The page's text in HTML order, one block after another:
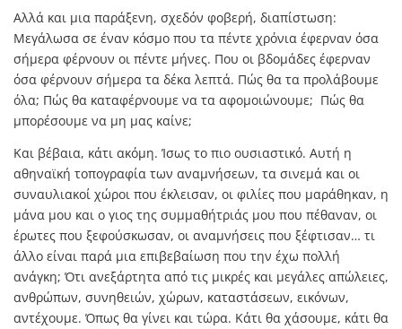
Αλλά και μια παράξενη, σχεδόν φοβερή, διαπίστωση:
Μεγάλωσα σε έναν κόσμο που τα πέντε χρόνια έφερναν όσα
σήμερα φέρνουν οι πέντε μήνες. Που οι βδομάδες έφερναν
όσα φέρνουν σήμερα τα δέκα λεπτά. Πώς θα τα προλάβουμε
όλα; Πώς θα καταφέρνουμε να τα αφομοιώνουμε; Πώς θα
μπορέσουμε να μη μας καίνε;
Και βέβαια, κάτι ακόμη. Ίσως το πιο ουσιαστικό. Αυτή η
αθηναϊκή τοπογραφία των αναμνήσεων, τα σινεμά και οι
συναυλιακοί χώροι που έκλεισαν, οι φιλίες που μαράθηκαν, η
μάνα μου και ο γιος της συμμαθήτριάς μου που πέθαναν, οι
έρωτες που ξεφούσκωσαν, οι αναμνήσεις που ξέφτισαν… τι
άλλο είναι παρά μια επιβεβαίωση που την έχω πολλή
ανάγκη; Ότι ανεξάρτητα από τις μικρές και μεγάλες απώλειες,
ανθρώπων, συνηθειών, χώρων, καταστάσεων, εικόνων,
αντέχουμε. Όπως θα γίνει και τώρα. Κάτι θα χάσουμε, κάτι θα